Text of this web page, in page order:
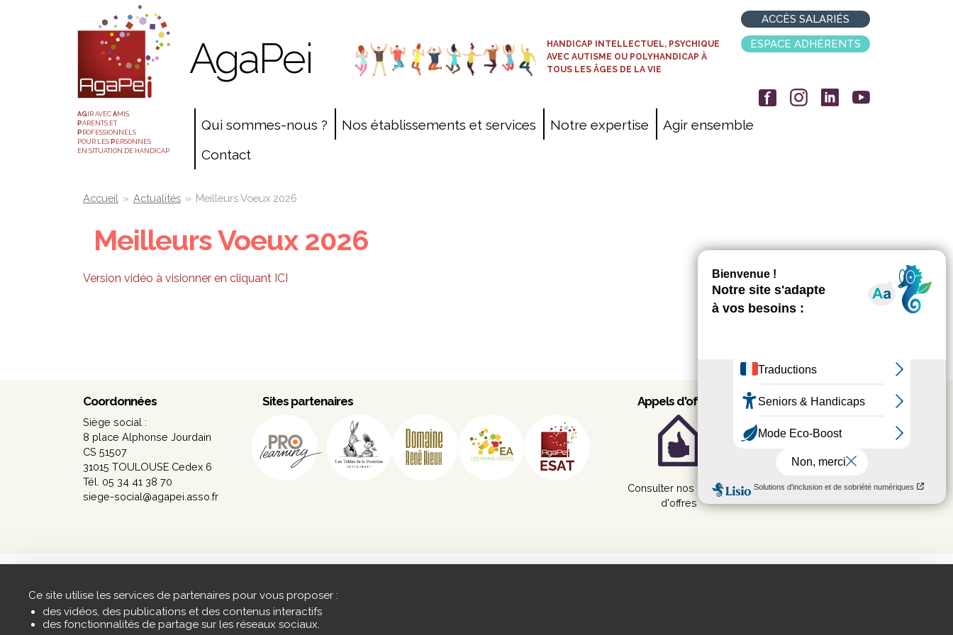
AgaPei
HANDICAP INTELLECTUEL, PSYCHIQUE
AVEC AUTISME OU POLYHANDICAP À
TOUS LES ÂGES DE LA VIE
ACCÈS SALARIÉS
ESPACE ADHÉRENTS
AG IR AVEC AMIS,
PARENTS ET
P ROFESSIONNELS
POUR LES P ERSONNES
EN SITUATION DE HANDICAP
Qui sommes-nous ?
Nos établissements et services
ESAT-EA
Notre expertise
Agir ensemble
Contact
You
here
Accueil » Actualités » Meilleurs Voeux 2026
Meilleurs Voeux 2026
Version vidéo à visionner en cliquant ICI
Coordonnées
Siège social :
8 place Alphonse Jourdain
CS 51507
31015 TOULOUSE Cedex 6
Tél. 05 34 41 38 70
siege-social@agapei.asso.fr
Sites partenaires Appels d'offres
Consulter nos appels
d'offres
Mentions légales
Politique de
confidentialité
CGV Professionnels
Panneau de gestion des cookies
Ce site utilise les services de partenaires pour vous proposer :
des vidéos, des publications et des contenus interactifs
des fonctionnalités de partage sur les réseaux sociaux.